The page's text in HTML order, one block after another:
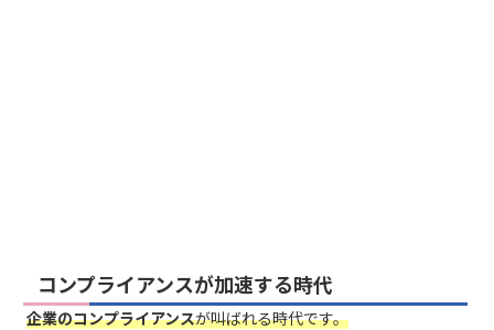
コンプライアンスが加速する時代
企業のコンプライアンスが叫ばれる時代です。